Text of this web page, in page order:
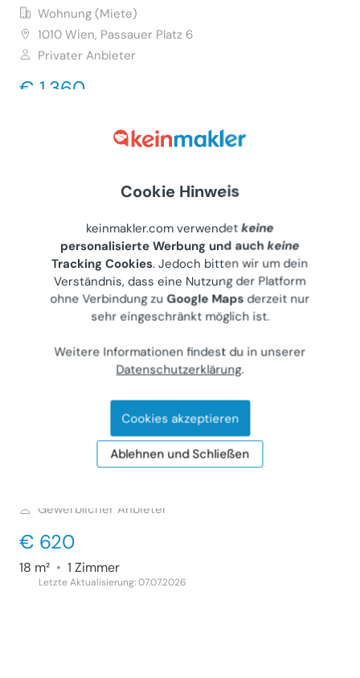
Wohnung (Miete)
1010 Wien, Passauer Platz 6
Privater Anbieter
€ 1.360
Letzte Aktualisierung: 07.08.2026
Wohnung (Miete)
1180 Wien, Maria-Theresien-Straße 101
Privater Anbieter
Letzte Aktualisierung: 07.08.2026
Schönes, möbliertes Studio vom Typ W-1
Wohnung (Miete)
Gewerblicher Anbieter
€ 620
18 m² • 1 Zimmer
Letzte Aktualisierung: 07.07.2026
Cookie Hinweis
keinmakler.com verwendetkeine
personalisierte Werbung und auchkeine
Tracking Cookies. Jedoch bitten wir um dein
Verständnis, dass eine Nutzung der Platform
ohne Verbindung zuGoogle Maps derzeit nur
sehr eingeschränkt möglich ist.
Weitere Informationen findest du in unserer
Datenschutzerklärung.
Cookies akzeptieren
Ablehnen und Schließen